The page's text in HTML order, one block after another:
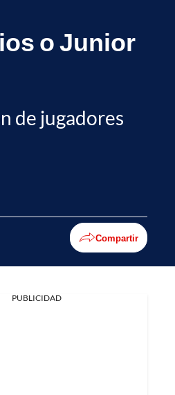
o Junior
de jugadores
Compartir
PUBLICIDAD